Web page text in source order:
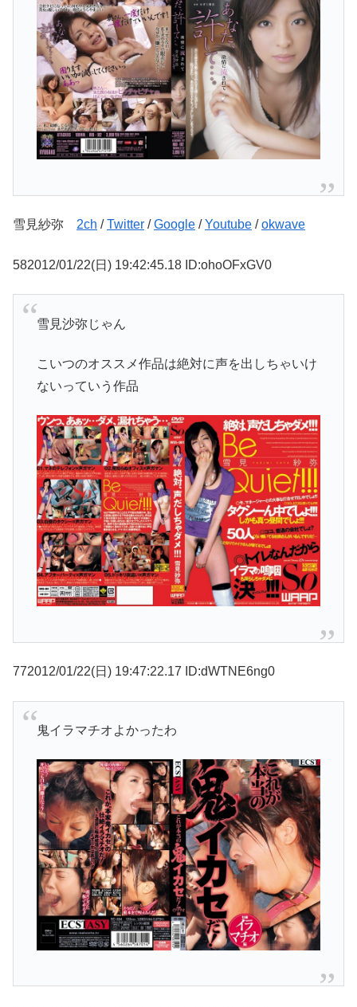
雪見紗弥 2ch /Twitter /Google /Youtube /okwave
582012/01/22(日) 19:42:45.18 ID:ohoOFxGV0
雪見沙弥じゃん
こいつのオススメ作品は絶対に声を出しちゃいけ
ないっていう作品
772012/01/22(日) 19:47:22.17 ID:dWTNE6ng0
鬼イラマチオよかったわ